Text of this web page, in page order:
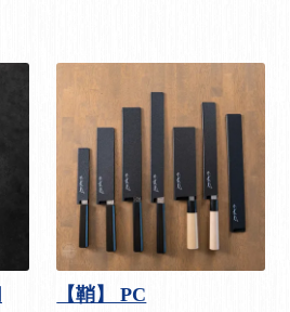
【鞘】 PC